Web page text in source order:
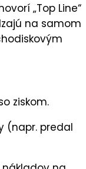
„Top Line“
na samom
ziskom.
(napr. predal